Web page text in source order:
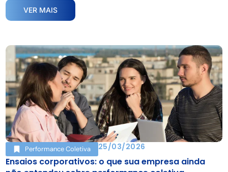
VER MAIS
Performance Coletiva 25/03/2026
Ensaios corporativos: o que sua empresa ainda